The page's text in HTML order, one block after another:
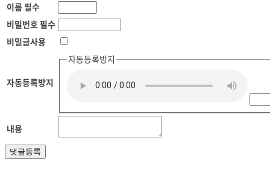
이름 필수
비밀번호 필수
비밀글사용
자동등록방지
자동등록방지
내용